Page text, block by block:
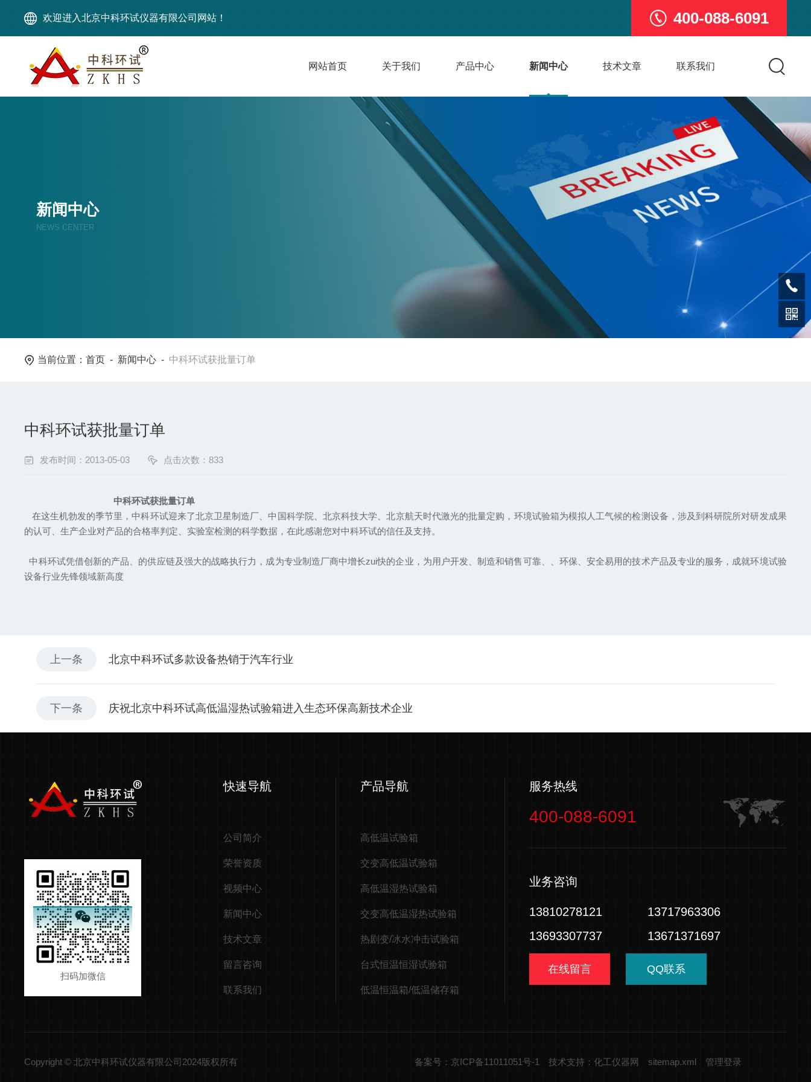
欢迎进入北京中科环试仪器有限公司网站！ 400-088-6091
网站首页 关于我们 产品中心 新闻中心 技术文章 联系我们
新闻中心
NEWS CENTER
当前位置：首页 - 新闻中心 - 中科环试获批量订单
中科环试获批量订单
发布时间：2013-05-03 点击次数：833
中科环试获批量订单
在这生机勃发的季节里 ，中科环试迎来了北京卫星制造厂、中国科学院、北京科技大学、北京航天时代激光的批量定购，环境试验箱为模拟人工气候的检测设备，涉及到科研院所对研发成果
的认可、生产企业对产品的合格率判定、实验室检测的科学数据，在此感谢您对中科环试的信任及支持。
中科环试凭借创新的产品、的供应链及强大的战略执行力，成为专业制造厂商中增长zui快的企业，为用户开发、制造和销售可靠、、环保、安全易用的技术产品及专业的服务，成就环境试验
设备行业先锋领域新高度
上一条 北京中科环试多款设备热销于汽车行业
下一条 庆祝北京中科环试高低温湿热试验箱进入生态环保高新技术企业
扫码加微信
快速导航
公司简介
荣誉资质
视频中心
新闻中心
技术文章
留言咨询
联系我们
产品导航
高低温试验箱
交变高低温试验箱
高低温湿热试验箱
交变高低温湿热试验箱
热剧变/冰水冲击试验箱
台式恒温恒湿试验箱
低温恒温箱/低温储存箱
服务热线
400-088-6091
业务咨询
13810278121
13717963306
13693307737
13671371697
在线留言 QQ联系
Copyright © 北京中科环试仪器有限公司2024版权所有 备案号：京ICP备11011051号-1 技术支持：化工仪器网 sitemap.xml 管理登录